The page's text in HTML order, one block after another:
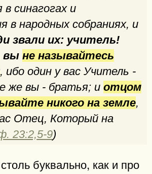
в синагогах и
в народных собраниях, и
звали их: учитель!
вы не называйтесь
, ибо один у вас Учитель -
же вы - братья; и отцом
никого на земле,
Отец, Который на
23:2,5-9)
буквально, как и про